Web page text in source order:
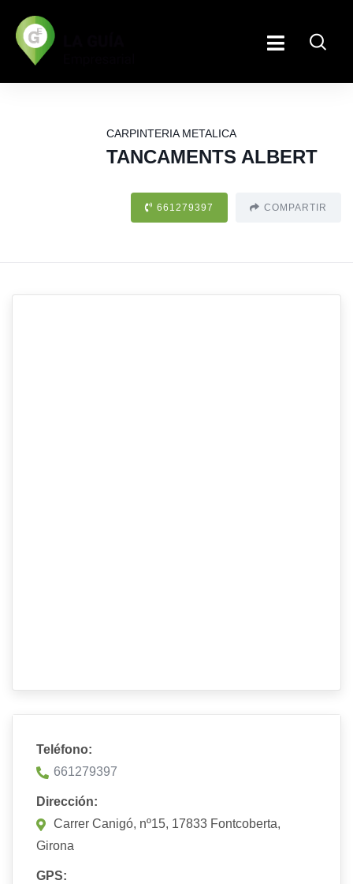
CARPINTERIA METALICA
TANCAMENTS ALBERT
661279397 COMPARTIR
Teléfono:
661279397
Dirección:
Carrer Canigó, nº15, 17833 Fontcoberta,
Girona
GPS: